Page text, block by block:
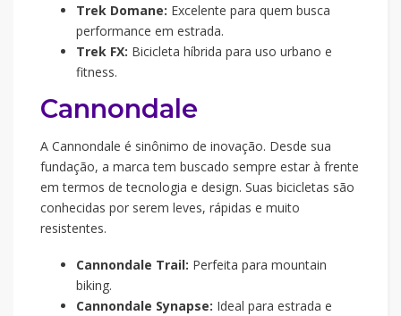
Trek Domane: Excelente para quem busca
performance em estrada.
Trek FX: Bicicleta híbrida para uso urbano e
fitness.
Cannondale
A Cannondale é sinônimo de inovação. Desde sua
fundação, a marca tem buscado sempre estar à frente
em termos de tecnologia e design. Suas bicicletas são
conhecidas por serem leves, rápidas e muito
resistentes.
Cannondale Trail: Perfeita para mountain
biking.
Cannondale Synapse: Ideal para estrada e